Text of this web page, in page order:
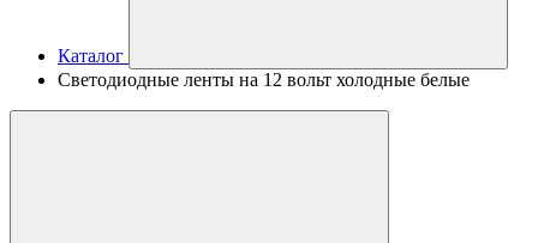
Каталог
Светодиодные ленты на 12 вольт холодные белые